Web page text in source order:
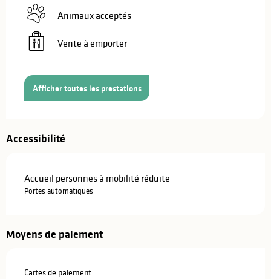
Animaux acceptés
Vente à emporter
Afficher toutes les prestations
Accessibilité
Accueil personnes à mobilité réduite
Portes automatiques
Moyens de paiement
Cartes de paiement